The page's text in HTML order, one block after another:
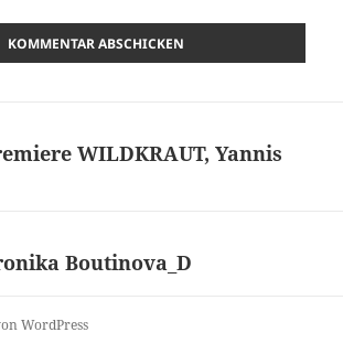
WILDKRAUT, Yannis
Boutinova_D
WordPress